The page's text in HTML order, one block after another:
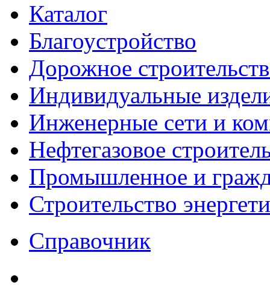
Каталог
Благоустройство
Дорожное
Индивидуальные
Инженерные сети и
Нефтегазовое
Промышленное и
Строительство
Справочник